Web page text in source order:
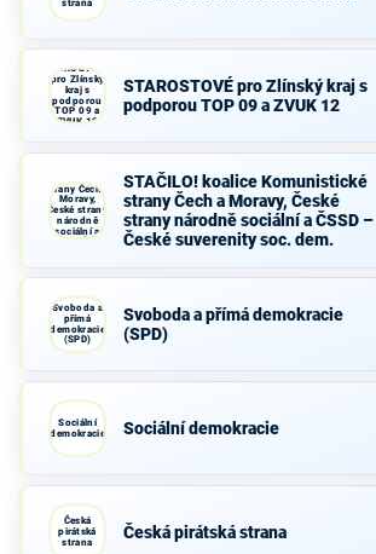
STAROSTOVÉ
pro Zlínský
kraj s
podporou
TOP 09 a
ZVUK 12
STAROSTOVÉ pro Zlínský kraj s
podporou TOP 09 a ZVUK 12
STAČILO!
strany Čech a
Moravy,
České strany
národně
sociální a
ČSSD – České
STAČILO! koalice Komunistické
strany Čech a Moravy, České
strany národně sociální a ČSSD –
České suverenity soc. dem.
Svoboda a
přímá
demokracie
(SPD)
Svoboda a přímá demokracie
(SPD)
Sociální
demokracie
Sociální demokracie
Česká
pirátská
strana
Česká pirátská strana